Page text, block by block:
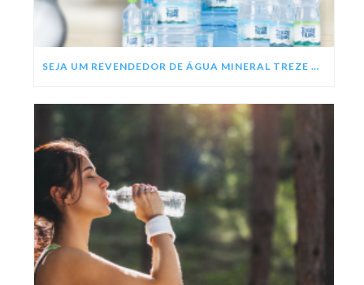
SEJA UM REVENDEDOR DE ÁGUA MINERAL TREZE TÍLIAS